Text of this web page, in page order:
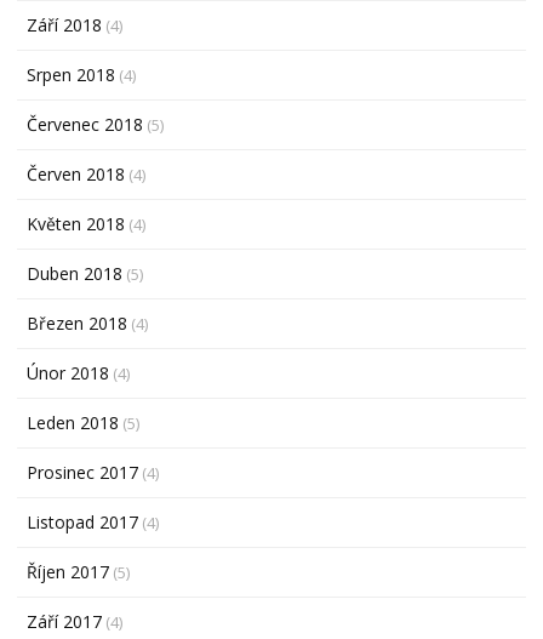
Září 2018 (4)
Srpen 2018 (4)
Červenec 2018 (5)
Červen 2018 (4)
Květen 2018 (4)
Duben 2018 (5)
Březen 2018 (4)
Únor 2018 (4)
Leden 2018 (5)
Prosinec 2017 (4)
Listopad 2017 (4)
Říjen 2017 (5)
Září 2017 (4)